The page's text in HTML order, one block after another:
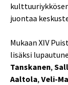
juontaa
Mukaan XIV
lisäksi
Tanskanen,
Aaltola, Veli-